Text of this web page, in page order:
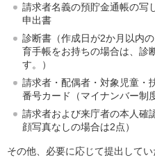
請求者名義の預貯金通帳の写
申出書
診断書（作成日が2か月以内
育手帳をお持ちの場合は、診
す。）
請求者・配偶者・対象児童・
番号カード（マイナンバー制
請求者および来庁者の本人確
顔写真なしの場合は2点）
その他、必要に応じて提出して